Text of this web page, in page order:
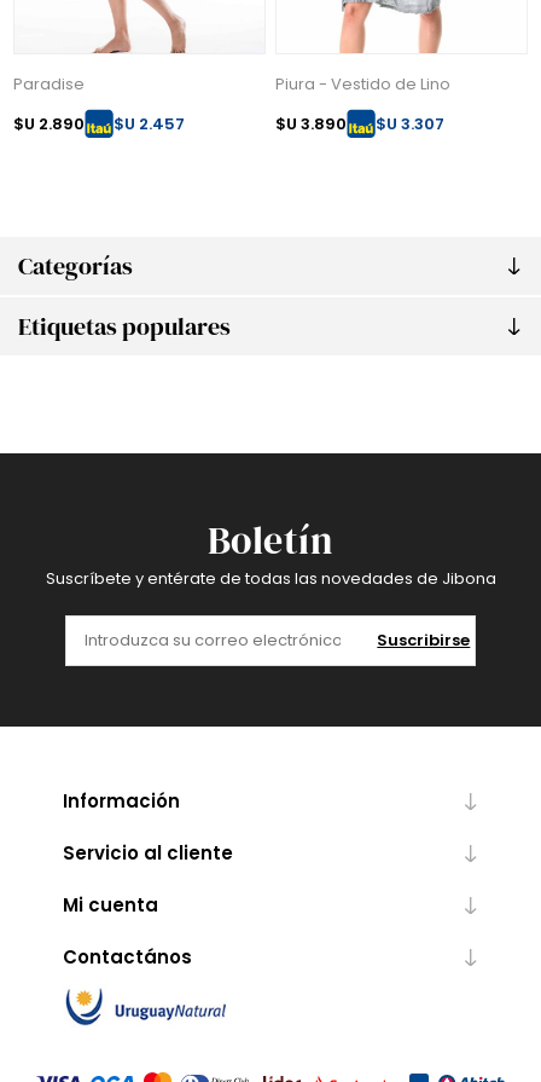
Categorías
Etiquetas populares
Paradise
$U 2.890
$U 2.457
Piura - Vestido de Lino
$U 3.890
$U 3.307
Boletín
Suscríbete y entérate de todas las novedades de Jibona
Suscribirse
Información
Servicio al cliente
Mi cuenta
Contactános